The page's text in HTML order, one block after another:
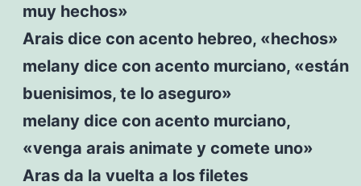
muy hechos»
Arais dice con acento hebreo, «hechos»
melany dice con acento murciano, «están
buenisimos, te lo aseguro»
melany dice con acento murciano,
«venga arais animate y comete uno»
Aras da la vuelta a los filetes